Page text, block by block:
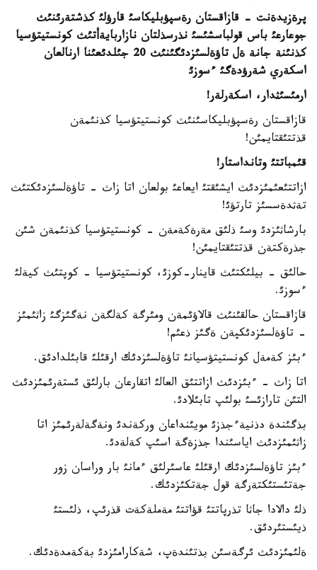
پرةزيدةنت - قازاقستان رةسپؤبليكاسئ قارؤلئ كذشتةرئنئث
جوعارعئ باس قولباسشئسئ نذرسذلتان نازاربايةأتئث كونستيتؤسيا
كذنئنة جانة ةل تاؤةلسئزدئگئنئث 20 جئلدئعئنا ارنالعان
اسكةري شةرؤدةگئ ءسوزئ
ارمئسئثدار، اسكةرلةر!
قازاقستان رةسپؤبليكاسئنئث كونستيتؤسيا كذنئمةن
قذتتئقتايمئن!
قئمباتتئ وتانداستار!
ازاتتئعئمئزدئث ايشئقتئ ايعاعئ بولعان اتا زاث - تاؤةلسئزدئكتئث
تةثدةسسئز تارتؤئ!
بارشاثئزدئ وسئ ذلئق مةرةكةمةن - كونستيتؤسيا كذنئمةن شئن
جذرةكتةن قذتتئقتايمئن!
حالئق - بيلئكتئث قاينار-كوزئ، كونستيتؤسيا - كوپتئث كيةلئ
ءسوزئ.
قازاقستان حالقئنئث قالاؤئمةن ومئرگة كةلگةن نةگئزگئ زاثئمئز
- تاؤةلسئزدئكپةن ةگئز ذعئم!
ءبئز كةمةل كونستيتؤسيانئ تاؤةلسئزدئك ارقئلئ قابئلدادئق.
اتا زاث - ءبئزدئث ازاتتئق العالئ اتقارعان بارلئق ئستةرئمئزدئث
التئن تارازئسئ بولئپ تابئلادئ.
بذگئندة دذنيةءجذزئ مويئنداعان وركةندئ ونةگةلةرئمئز اتا
زاثئمئزدئث اياسئندا جذزةگة اسئپ كةلةدئ.
ءبئز تاؤةلسئزدئك ارقئلئ عاسئرلئق ءمانئ بار وراسان زور
جةتئستئكتةرگة قول جةتكئزدئك.
ذلئ دالادا جاثا تذرپاتتئ قؤاتتئ مةملةكةت قذرئپ، ذلئستئ
ذيئستئردئق.
ةلئمئزدئث ئرگةسئن بذتئندةپ، شةكارامئزدئ بةكةمدةدئك.